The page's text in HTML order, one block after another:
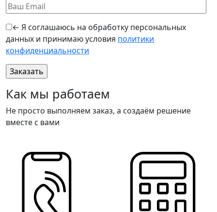
← Я соглашаюсь на обработку персональных
данных и принимаю условия политики
конфиденциальности
Как мы работаем
Не просто выполняем заказ, а создаём решение
вместе с вами